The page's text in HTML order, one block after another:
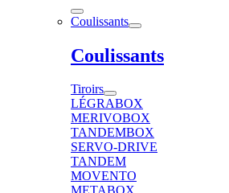
Coulissants
Coulissants
Tiroirs
LÉGRABOX
MERIVOBOX
TANDEMBOX
SERVO-DRIVE
TANDEM
MOVENTO